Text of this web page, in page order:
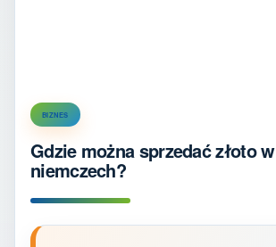
BIZNES
Gdzie można sprzedać złoto w
niemczech?